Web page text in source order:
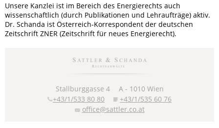
Unsere Kanzlei ist im Bereich des Energierechts auch
wissenschaftlich (durch Publikationen und Lehraufträge) aktiv.
Dr. Schanda ist Österreich-Korrespondent der deutschen
Zeitschrift ZNER (Zeitschrift für neues Energierecht).
Stallburggasse 4 A - 1010 Wien
+43/1/533 80 80
+43/1/535 60 76
office@sattler.co.at